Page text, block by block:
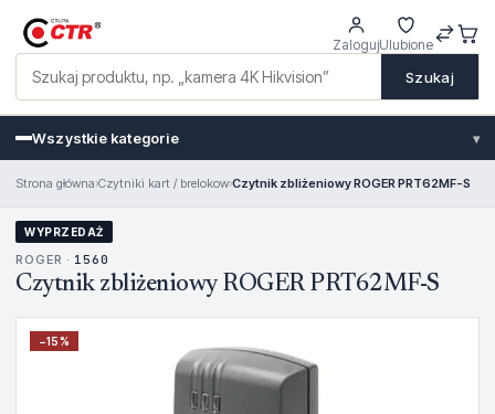
Szukaj
ZalogujUlubione
Wszystkie kategorie ▾
Strona główna›Czytniki kart / brelokow›Czytnik zbliżeniowy ROGER PRT62MF-S
WYPRZEDAŻ
ROGER · 1560
Czytnik zbliżeniowy ROGER PRT62MF-S
−15%